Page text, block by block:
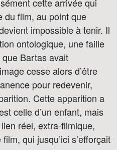
cette arrivée qui
du film, au point que
impossible à tenir. Il
ontologique, une faille
Bartas avait
cesse alors d’être
pour redevenir,
Cette apparition a
celle d’un enfant, mais
réel, extra-filmique,
qui jusqu’ici s’efforçait